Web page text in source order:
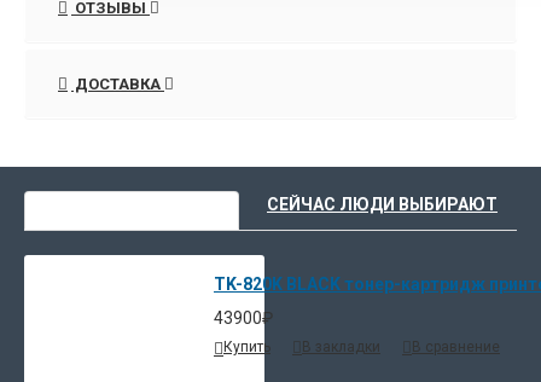
- Пластиковый пакет для использованного бункера с
отработанного тонера - 1 шт.
ОТЗЫВЫ
ДОСТАВКА
СЕЙЧАС ЛЮДИ ВЫБИРАЮТ
TK-820K BLACK тонер-картридж
43900₽
Купить В закладки В сравнение